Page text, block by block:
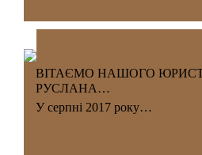
ВІТАЄМО НАШОГО
РУСЛАНА…
У серпні 2017 року…